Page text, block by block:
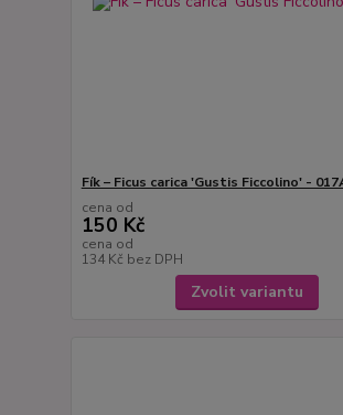
Fík – Ficus carica 'Gustis Ficcolino' -
cena od
150 Kč
cena od
134 Kč bez DPH
Zvolit variantu